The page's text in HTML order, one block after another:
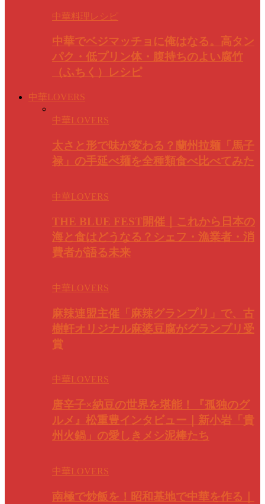
中華料理レシピ
中華でベジマッチョに俺はなる。高タン
パク・低プリン体・腹持ちのよい腐竹
（ふちく）レシピ
中華LOVERS
中華LOVERS
太さと形で味が変わる？蘭州拉麺「馬子
禄」の手延べ麺を全種類食べ比べてみた
中華LOVERS
THE BLUE FEST開催｜これから日本の
海と食はどうなる？シェフ・漁業者・消
費者が語る未来
中華LOVERS
麻辣連盟主催「麻辣グランプリ」で、古
樹軒オリジナル麻婆豆腐がグランプリ受
賞
中華LOVERS
唐辛子×納豆の世界を堪能！『孤独のグ
ルメ』松重豊インタビュー｜新小岩「貴
州火鍋」の愛しきメシ泥棒たち
中華LOVERS
南極で炒飯を！昭和基地で中華を作る｜